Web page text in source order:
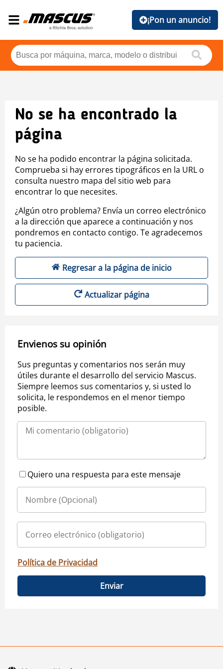
¡Pon un anuncio!
No se ha encontrado la
página
No se ha podido encontrar la página solicitada.
Comprueba si hay errores tipográficos en la URL o
consulta nuestro mapa del sitio web para
encontrar lo que necesites.
¿Algún otro problema? Envía un correo electrónico
a la dirección que aparece a continuación y nos
pondremos en contacto contigo. Te agradecemos
tu paciencia.
Regresar a la página de inicio
Actualizar página
Envienos su opinión
Sus preguntas y comentarios nos serán muy
útiles durante el desarrollo del servicio Mascus.
Siempre leemos sus comentarios y, si usted lo
solicita, le respondemos en el menor tiempo
posible.
Quiero una respuesta para este mensaje
Política de Privacidad
Enviar